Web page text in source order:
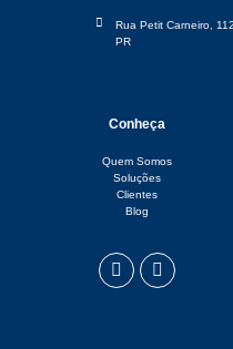
Rua Petit Carneiro,
PR​
Conheça
Quem Somos
Soluções
Clientes
Blog